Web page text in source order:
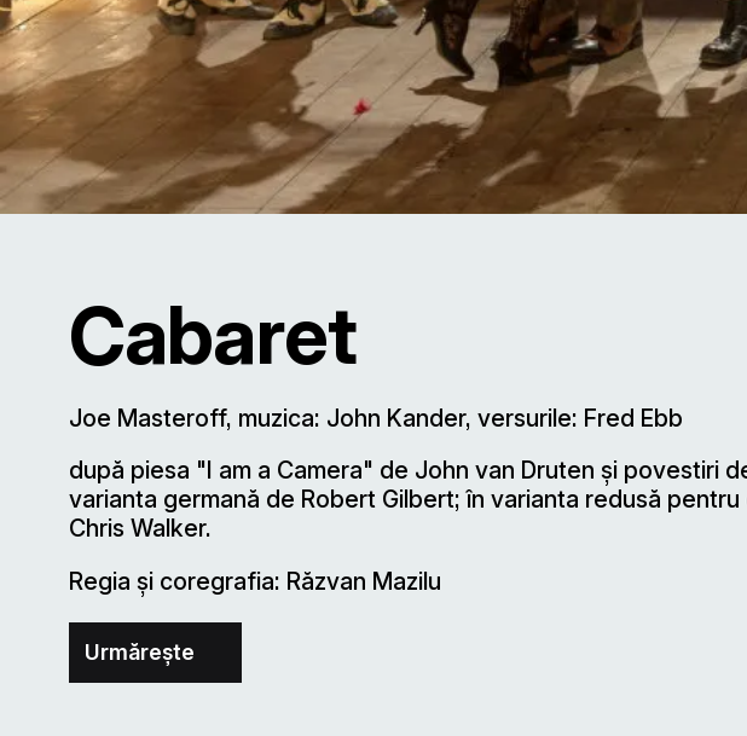
Cabaret
Joe Masteroff, muzica: John Kander, versurile: Fred Ebb
după piesa "I am a Camera" de John van Druten şi povestiri
varianta germană de Robert Gilbert; în varianta redusă
Chris Walker.
Regia și coregrafia: Răzvan Mazilu
Urmărește